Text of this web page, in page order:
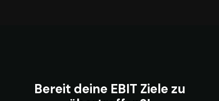
Bereit deine EBIT Ziele zu